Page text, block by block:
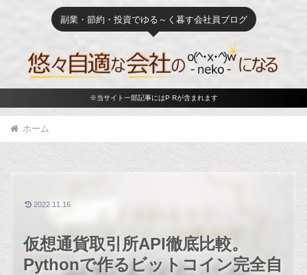
副業・節約・投資でゆる～く暮す会社員ブログ
※当サイト一部記事にはP Rが含まれます
ホーム
仮想通貨取引所API徹底比較。
Pythonで作るビットコイン完全自
2022.11.16